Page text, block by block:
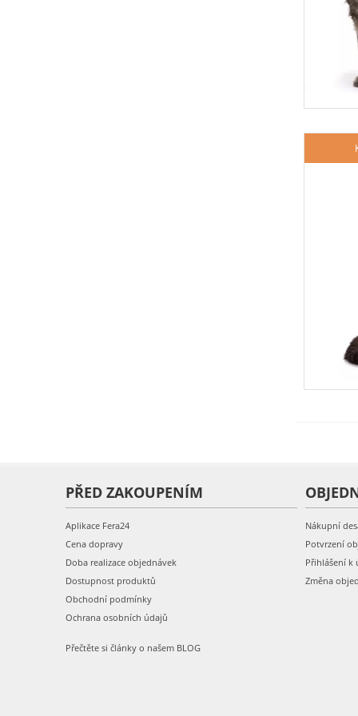
PŘED ZAKOUPENÍM
Aplikace Fera24
Cena dopravy
Doba realizace objednávek
Dostupnost produktů
Obchodní podmínky
Ochrana osobních údajů
Přečtěte si články o našem BLOG
Nákupní
Potvrzení
Přihlášení k
Změna